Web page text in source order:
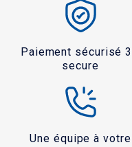
Paiement sécurisé
secure
Une équipe à votre